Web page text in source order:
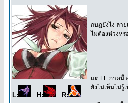
L: H: R:
กบฎยังไง ลา
ไม่ต้องห่วงหร
แต่ FF ภาคนี้
ยังไม่เห็นไม่รู้